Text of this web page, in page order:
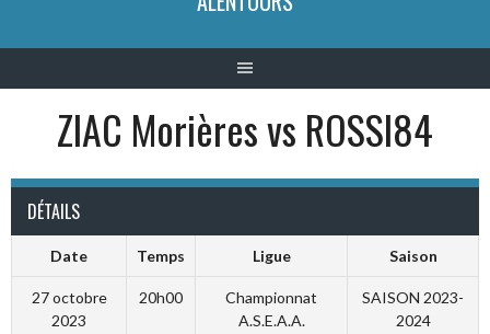
ZIAC Morières vs ROSSI84
DÉTAILS
Date Temps Ligue Saison
27 octobre
2023
20h00
Championnat
A.S.E.A.A.
SAISON 2023-
2024